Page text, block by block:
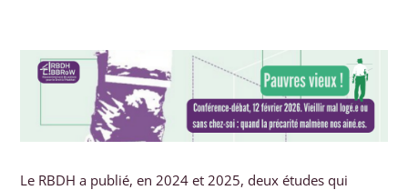
Le RBDH a publié, en 2024 et 2025, deux études qui